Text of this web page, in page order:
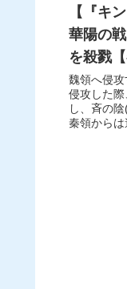
【『キ
華陽の
を殺戮
魏領へ侵
侵攻した
し、斉の
秦領からは